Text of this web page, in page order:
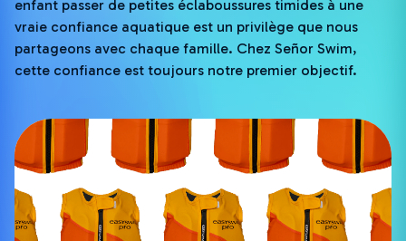
enfant passer de petites éclaboussures timides à une
vraie confiance aquatique est un privilège que nous
partageons avec chaque famille. Chez Señor Swim,
cette confiance est toujours notre premier objectif.